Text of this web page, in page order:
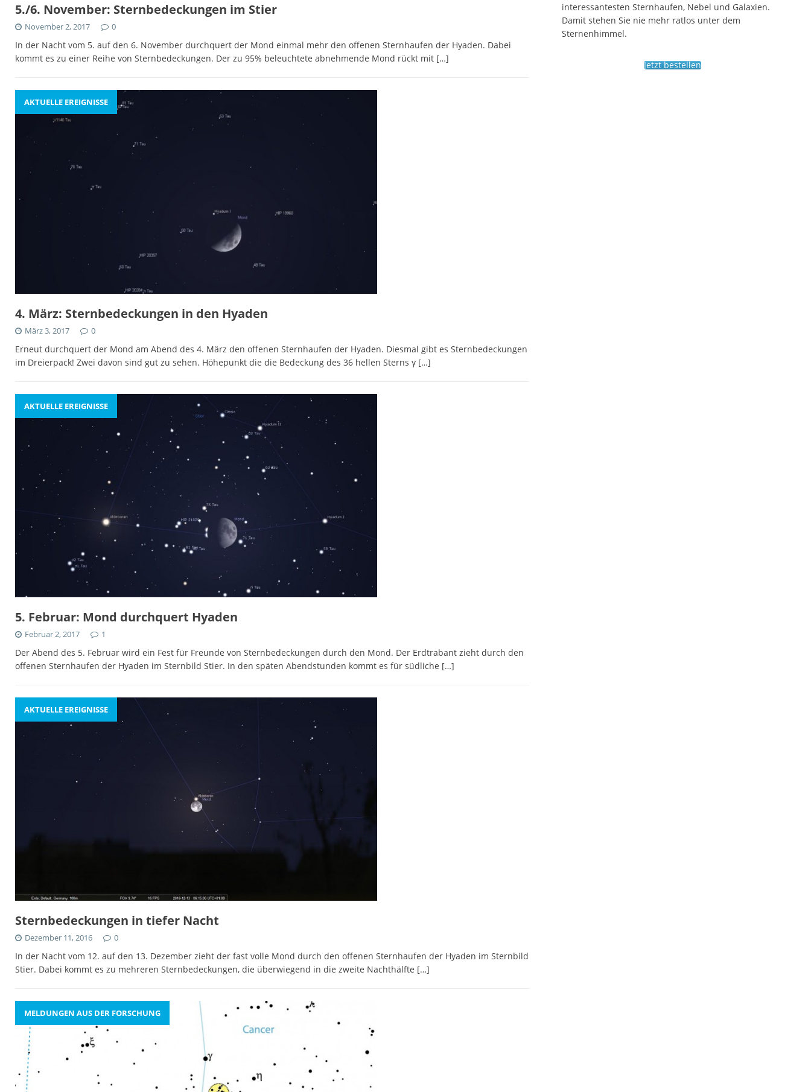
5./6. November: Sternbedeckungen im Stier
November 2, 2017 0
In der Nacht vom 5. auf den 6. November durchquert der Mond einmal mehr den offenen Sternhaufen der Hyaden. Dabei
kommt es zu einer Reihe von Sternbedeckungen. Der zu 95% beleuchtete abnehmende Mond rückt mit […]
AKTUELLE EREIGNISSE
4. März: Sternbedeckungen in den Hyaden
März 3, 2017 0
Erneut durchquert der Mond am Abend des 4. März den offenen Sternhaufen der Hyaden. Diesmal gibt es Sternbedeckungen
im Dreierpack! Zwei davon sind gut zu sehen. Höhepunkt die die Bedeckung des 36 hellen Sterns γ […]
AKTUELLE EREIGNISSE
5. Februar: Mond durchquert Hyaden
Februar 2, 2017 1
Der Abend des 5. Februar wird ein Fest für Freunde von Sternbedeckungen durch den Mond. Der Erdtrabant zieht durch den
offenen Sternhaufen der Hyaden im Sternbild Stier. In den späten Abendstunden kommt es für südliche […]
AKTUELLE EREIGNISSE
Sternbedeckungen in tiefer Nacht
Dezember 11, 2016 0
In der Nacht vom 12. auf den 13. Dezember zieht der fast volle Mond durch den offenen Sternhaufen der Hyaden im Sternbild
Stier. Dabei kommt es zu mehreren Sternbedeckungen, die überwiegend in die zweite Nachthälfte […]
MELDUNGEN AUS DER FORSCHUNG
interessantesten Sternhaufen, Nebel und Galaxien.
Damit stehen Sie nie mehr ratlos unter dem
Sternenhimmel.
Jetzt bestellen